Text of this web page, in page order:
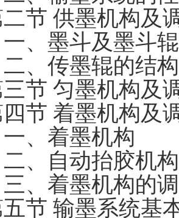
节 供墨机构及
墨斗及墨斗辊
传墨辊的结构
节 匀墨机构及
节 着墨机构及
着墨机构
自动抬胶机构
着墨机构的调
节 输墨系统基